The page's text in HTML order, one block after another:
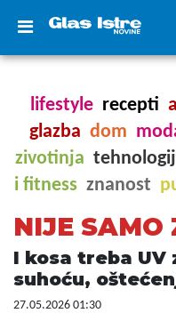
lifestyle recepti
glazba dom
zivotinja
i fitness znanost
NIJE SAMO
I kosa treba
suhoću,
27.05.2026 01:30